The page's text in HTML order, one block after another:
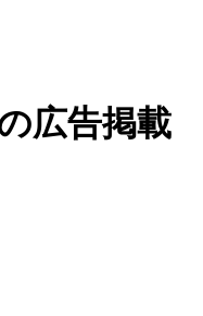
ソリューシ
広告掲載